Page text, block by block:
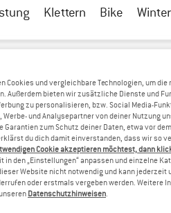
Klettern Bike Winter
HEMDEN &
HABEN WIR
Alternativen bieten. Damit
» Gehe zurück zur
Cookies und vergleichbare Technologien, um
Außerdem bieten wir zusätzliche Dienste und
zu personalisieren, bzw. Social Media-
Werbe- und Analysepartner von deiner Nutzung
Garantien zum Schutz deiner Daten, etwa vor
du dich damit einverstanden, dass wir so
Cookie akzeptieren möchtest, dann
in den „Einstellungen“ anpassen und einzelne
Website nicht notwendig und kann jederzeit
oder erstmals vergeben werden. Weitere
Datenschutzhinweisen